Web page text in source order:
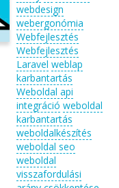
webdesign
webergonómia
Webfejlesztés
Webfejlesztés
Laravel weblap
karbantartás
Weboldal api
integráció weboldal
karbantartás
weboldalkészítés
weboldal seo
weboldal
visszafordulási